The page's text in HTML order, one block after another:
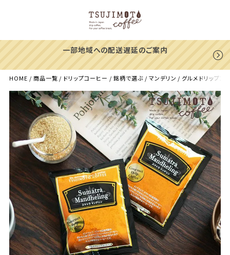
一部地域への配送遅延のご案内
HOME 商品一覧 ドリップコーヒー 銘柄で選ぶ マンデリン グルメドリップ